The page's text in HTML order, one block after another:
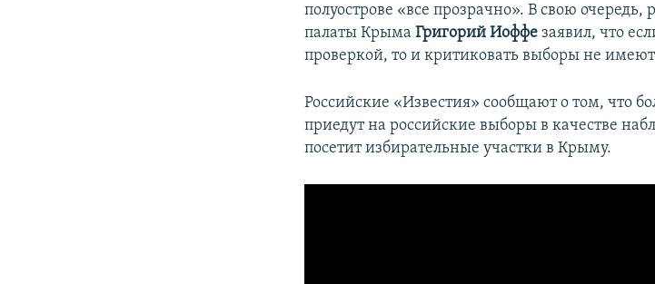
полуострове «все прозрачно». В свою
палаты КрымаГригорий Иоффе заявил, что
проверкой, то и критиковать выборы не
Российские «Известия» сообщают о том, что
приедут на российские выборы в качестве
посетит избирательные участки в Крыму.